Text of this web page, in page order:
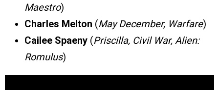
Maestro)
Charles Melton (May December, Warfare)
Cailee Spaeny (Priscilla, Civil War, Alien:
Romulus)